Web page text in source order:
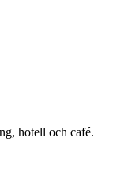
hotell och café.